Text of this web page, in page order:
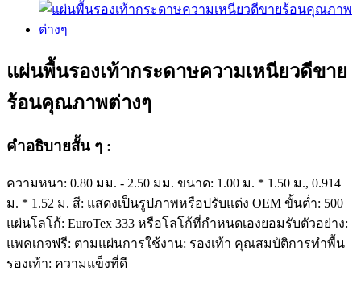
แผ่นพื้นรองเท้ากระดาษความเหนียวดีขาย
ร้อนคุณภาพต่างๆ
คำอธิบายสั้น ๆ :
ความหนา: 0.80 มม. - 2.50 มม. ขนาด: 1.00 ม. * 1.50 ม., 0.914
ม. * 1.52 ม. สี: แสดงเป็นรูปภาพหรือปรับแต่ง OEM ขั้นต่ำ: 500
แผ่นโลโก้: EuroTex 333 หรือโลโก้ที่กำหนดเองยอมรับตัวอย่าง:
แพคเกจฟรี: ตามแผ่นการใช้งาน: รองเท้า คุณสมบัติการทำพื้น
รองเท้า: ความแข็งที่ดี